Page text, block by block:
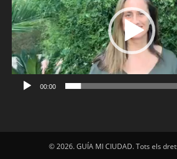
00:00
© 2026. GUÍA MI CIUDAD. Tots els